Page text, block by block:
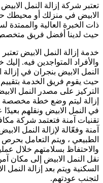
شركة إزالة النمل
في منزلك أو محيطك حيث
الخبرة العالية والممتدة
لدينا أفضل فريق متخصص
إزالة النمل الابيض
المتواجدين فيه.
الابيض بنجران في إزالة
يقوم فريق الخدمة بتقييم
على مصدر النمل
ليتم وضع خطة مخصصة
النمل الابيض ونقلهم بعيدًا
آمنة فتعتمد شركة
وفعّالة لإزالة النمل
، ويتم التعامل بحرص
بسلامتهم خلال
النمل الابيض إلى مكان
ويتم بعد إزالة النمل
عودتهم.